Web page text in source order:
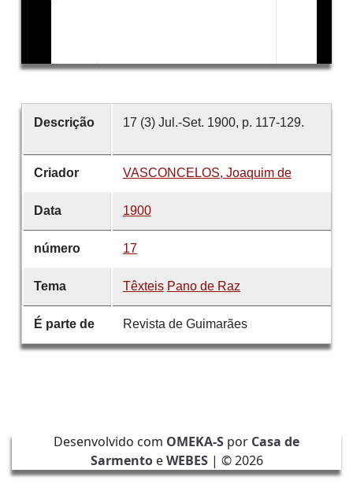
Descrição 17 (3) Jul.-Set. 1900, p. 117-129.
Criador VASCONCELOS, Joaquim de
Data 1900
número 17
Tema Têxteis Pano de Raz
É parte de Revista de Guimarães
Desenvolvido com OMEKA-S por Casa de
SarmentoeWEBES| ©2026